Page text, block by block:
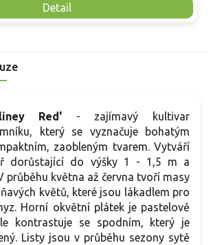
Detail
Red' - zajímavý kultivar
který se vyznačuje bohatým
zaobleným tvarem. Vytváří
dorůstající do výšky 1 - 1,5 m a
průběhu května až června tvoří masy
květů, které jsou lákadlem pro
Horní okvětní plátek je pastelově
kontrastuje se spodním, který je
Listy jsou v průběhu sezony sytě